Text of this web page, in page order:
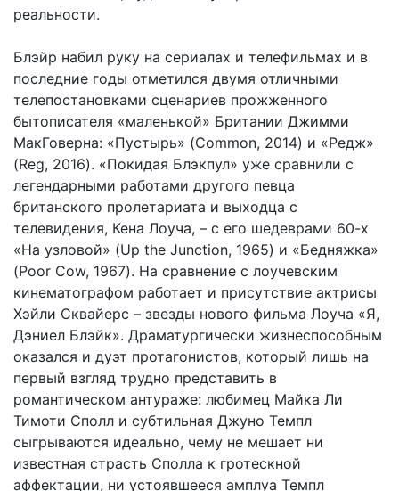
реальности.
Блэйр набил руку на сериалах и телефильмах и в
последние годы отметился двумя отличными
телепостановками сценариев прожженного
бытописателя «маленькой» Британии Джимми
МакГоверна: «Пустырь» (Common, 2014) и «Редж»
(Reg, 2016). «Покидая Блэкпул» уже сравнили с
легендарными работами другого певца
британского пролетариата и выходца с
телевидения, Кена Лоуча, – с его шедеврами 60-х
«На узловой» (Up the Junction, 1965) и «Бедняжка»
(Poor Cow, 1967). На сравнение с лоучевским
кинематографом работает и присутствие актрисы
Хэйли Сквайерс – звезды нового фильма Лоуча «Я,
Дэниел Блэйк». Драматургически жизнеспособным
оказался и дуэт протагонистов, который лишь на
первый взгляд трудно представить в
романтическом антураже: любимец Майка Ли
Тимоти Сполл и субтильная Джуно Темпл
сыгрываются идеально, чему не мешает ни
известная страсть Сполла к гротескной
аффектации, ни устоявшееся амплуа Темпл